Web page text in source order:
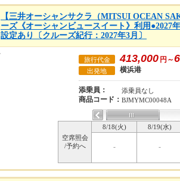
【三井オーシャンサクラ（MITSUI OCEAN
ーズ《オーシャンビュースイート》利用●2027
設定あり〔クルーズ紀行：2027年3月〕
旅行代金 413,000 円～
出発地 横浜港
添乗員： 添乗員なし
商品コード： BJMYMC00048A
空席照会
/予約へ
8/18(火) 8/19(水)
- -